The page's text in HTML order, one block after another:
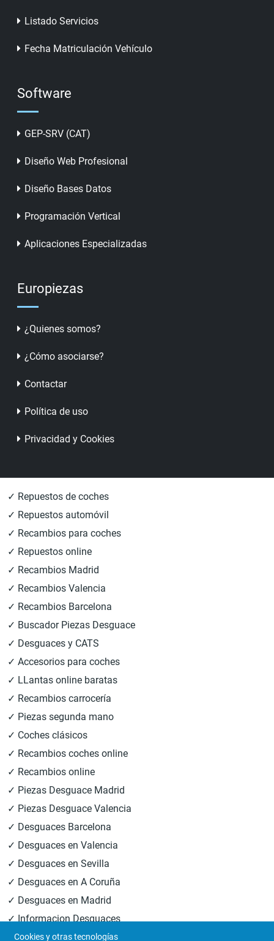
Listado Servicios
Fecha Matriculación Vehículo
Software
GEP-SRV (CAT)
Diseño Web Profesional
Diseño Bases Datos
Programación Vertical
Aplicaciones Especializadas
Europiezas
¿Quienes somos?
¿Cómo asociarse?
Contactar
Política de uso
Privacidad y Cookies
✓ Repuestos de coches
✓ Repuestos automóvil
✓ Recambios para coches
✓ Repuestos online
✓ Recambios Madrid
✓ Recambios Valencia
✓ Recambios Barcelona
✓ Buscador Piezas Desguace
✓ Desguaces y CATS
✓ Accesorios para coches
✓ LLantas online baratas
✓ Recambios carrocería
✓ Piezas segunda mano
✓ Coches clásicos
✓ Recambios coches online
✓ Recambios online
✓ Piezas Desguace Madrid
✓ Piezas Desguace Valencia
✓ Desguaces Barcelona
✓ Desguaces en Valencia
✓ Desguaces en Sevilla
✓ Desguaces en A Coruña
✓ Desguaces en Madrid
✓ Informacion Desguaces
Cookies y otras tecnologías